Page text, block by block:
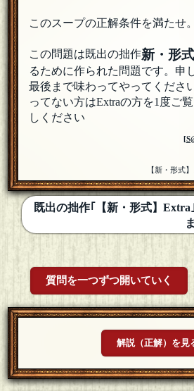
このスープの正解条件を満たせ。
この問題は既出の拙作新・形
るために作られた問題です。申
最後まで味わってやってくださ
ってない方はExtraの方を1度ご
しください
[
【新・形式
既出の拙作｢【新・形式】
質問を一つずつ開いていく
解説（正解）を見